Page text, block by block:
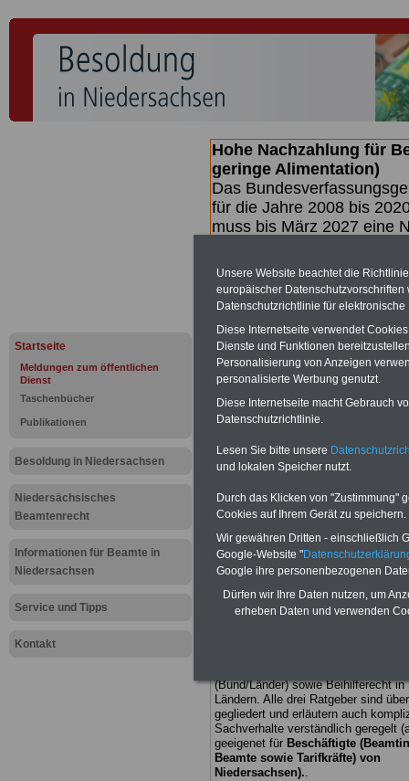
Startseite
Meldungen zum öffentlichen
Dienst
Taschenbücher
Publikationen
Besoldung in Niedersachsen
Niedersächsisches
Beamtenrecht
Informationen für Beamte in
Niedersachsen
Service und Tipps
Kontakt
Hohe Nachzahlung für
geringe Alimentation)
Das
für die Jahre 2008 bis
muss bis März 2027 eine
(Beamte &
geben (Medienberichten
mind.3.000 und 13.000
hierzu eine Broschüre
des Gesetzentwurfs der
(wahrscheinlich im
Broschüre.
Meldung
auch für
(Bund/Länder) sowie Beihilferecht in
Ländern. Alle drei Ratgeber sind
gegliedert und erläutern auch
Sachverhalte verständlich geregelt
geeigenet für Beschäftigte
Beamte sowie Tarifkräfte) von
Niedersachsen)..
Unsere Website beachtet die
europäischer
Datenschutzrichtlinie für
Diese Internetseite verwendet
Dienste und Funktionen
Personalisierung von Anzeigen
personalisierte Werbung genutzt.
Diese Internetseite macht Gebrauch
Datenschutzrichtlinie.
Lesen Sie bitte unsere
und lokalen Speicher nutzt.
Durch das Klicken von "Zustimmung"
Cookies auf Ihrem Gerät zu speichern.
Wir gewähren Dritten - einschließlich
Google-Website "
Google ihre personenbezogenen
Dürfen wir Ihre Daten nutzen, um
erheben Daten und verwenden